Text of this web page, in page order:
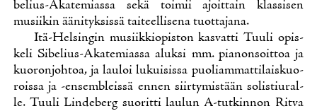
be­lius-Aka­te­mias­sa se­kä toi­mii ajoit­tain klas­si­sen
musii­kin ää­ni­tyk­sis­sä tai­teel­li­se­na tuot­ta­ja­na.
Itä-Hel­sin­gin musiik­kio­pis­ton kas­vat­ti Tuu­li opis­
ke­li Si­be­lius-Aka­te­mias­sa aluk­si mm. pia­non­soit­toa ja
kuo­ron­joh­toa, ja lau­loi lu­kui­sis­sa puo­liam­mat­ti­lais­kuo­
rois­sa ja -en­sembleis­sä en­nen siir­ty­mis­tään so­lis­tiu­ral­
le. Tuu­li Lin­de­berg suo­rit­ti lau­lun A-tut­kin­non Rit­va